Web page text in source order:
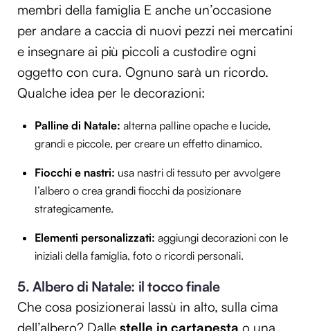
membri della famiglia E anche un’occasione
per andare a caccia di nuovi pezzi nei mercatini
e insegnare ai più piccoli a custodire ogni
oggetto con cura. Ognuno sarà un ricordo.
Qualche idea per le decorazioni:
Palline di Natale: alterna palline opache e lucide,
grandi e piccole, per creare un effetto dinamico.
Fiocchi e nastri: usa nastri di tessuto per avvolgere
l’albero o crea grandi fiocchi da posizionare
strategicamente.
Elementi personalizzati: aggiungi decorazioni con le
iniziali della famiglia, foto o ricordi personali.
5. Albero di Natale: il tocco finale
Che cosa posizionerai lassù in alto, sulla cima